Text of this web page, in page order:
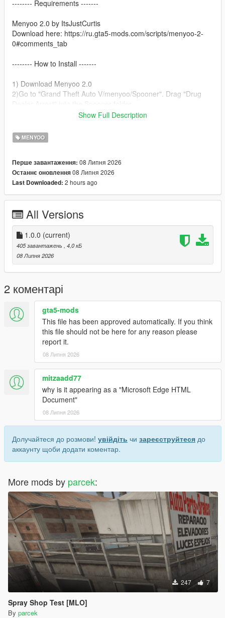
-------- Requirements -------
Menyoo 2.0 by ItsJustCurtis
Download here: https://ru.gta5-mods.com/scripts/menyoo-2-
0#comments_tab
-------- How to Install -------
1) Download Menyoo 2.0
2)Go to "Grand Theft Auto V/menyoo/Spooner". Drag "Drug
5)Select Manage Saved Files.
6)Load Drug Dealer Arrest.xml.
Show Full Description
MENYOO
Перше завантаження: 08 Липня 2026
Останнє оновлення08 Липня 2026
Last Downloaded: 2 hours ago
All Versions
1.0.0 (current)
405 завантажень
, 4,0 кБ
08 Липня 2026
2 коментарі
gta5-mods
This file has been approved automatically. If you think
this file should not be here for any reason please
report it.
08 Липня 2026
mitzaadd77
why is it appearing as a "Microsoft Edge HTML
Document"
08 Липня 2026
Долучайтеся до розмови! увійдіть чи зареєструйтеся до
аккаунту щоби додати коментар.
More mods by parcek:
247 7
Spray Shop Test [MLO]
By parcek